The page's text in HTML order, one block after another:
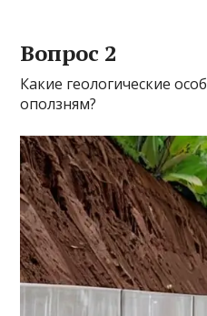
Вопрос 2
Какие геологические
оползням?